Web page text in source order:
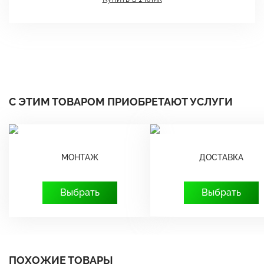
С ЭТИМ ТОВАРОМ ПРИОБРЕТАЮТ УСЛУГИ
МОНТАЖ
Выбрать
ДОСТАВКА
Выбрать
ПОХОЖИЕ ТОВАРЫ